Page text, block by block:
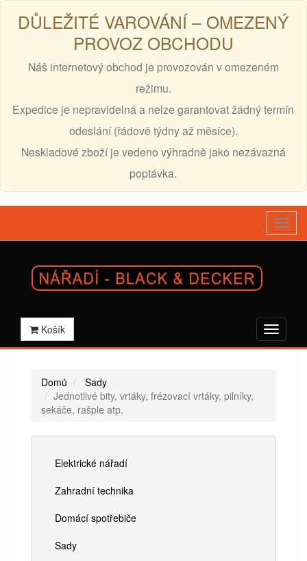
DŮLEŽITÉ VAROVÁNÍ – OMEZENÝ
PROVOZ OBCHODU
Náš internetový obchod je provozován v omezeném
režimu.
Expedice je nepravidelná a nelze garantovat žádný termín
odeslání (řádově týdny až měsíce).
Neskladové zboží je vedeno výhradně jako nezávazná
poptávka.
Košík
Domů
Sady
Jednotlivé bity, vrtáky, frézovací vrtáky, pilníky,
sekáče, rašple atp.
Elektrické nářadí
Zahradní technika
Domácí spotřebiče
Sady